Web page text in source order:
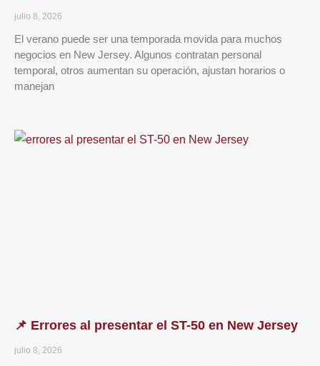
julio 8, 2026
El verano puede ser una temporada movida para muchos
negocios en New Jersey. Algunos contratan personal
temporal, otros aumentan su operación, ajustan horarios o
manejan
📌 Errores al presentar el ST-50 en New Jersey
julio 8, 2026